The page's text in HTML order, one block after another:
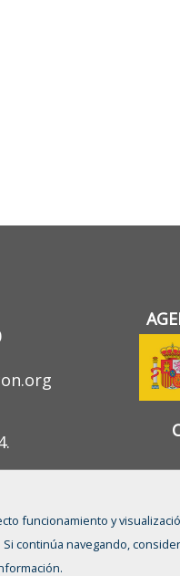
funcionamiento y
continúa navegando,